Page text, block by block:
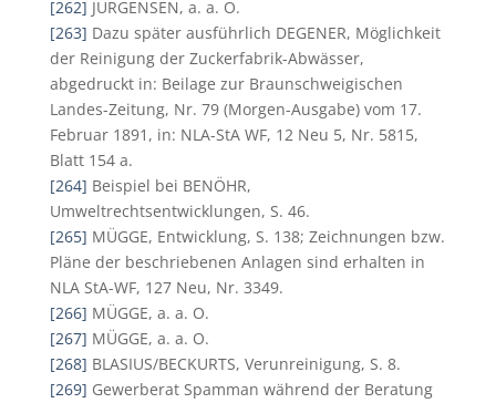
[262] JÜRGENSEN, a. a. O.
[263] Dazu später ausführlich DEGENER, Möglichkeit
der Reinigung der Zuckerfabrik-Abwässer,
abgedruckt in: Beilage zur Braunschweigischen
Landes-Zeitung, Nr. 79 (Morgen-Ausgabe) vom 17.
Februar 1891, in: NLA-StA WF, 12 Neu 5, Nr. 5815,
Blatt 154 a.
[264] Beispiel bei BENÖHR,
Umweltrechtsentwicklungen, S. 46.
[265] MÜGGE, Entwicklung, S. 138; Zeichnungen bzw.
Pläne der beschriebenen Anlagen sind erhalten in
NLA StA-WF, 127 Neu, Nr. 3349.
[266] MÜGGE, a. a. O.
[267] MÜGGE, a. a. O.
[268] BLASIUS/BECKURTS, Verunreinigung, S. 8.
[269] Gewerberat Spamman während der Beratung